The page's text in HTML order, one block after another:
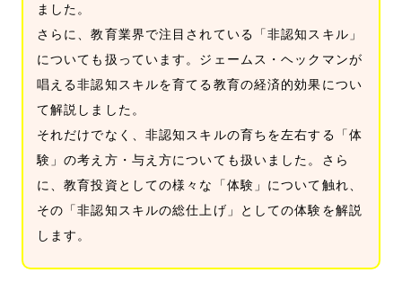
ました。
さらに、教育業界で注目されている「非認知スキル」
についても扱っています。ジェームス・ヘックマンが
唱える非認知スキルを育てる教育の経済的効果につい
て解説しました。
それだけでなく、非認知スキルの育ちを左右する「体
験」の考え方・与え方についても扱いました。さら
に、教育投資としての様々な「体験」について触れ、
その「非認知スキルの総仕上げ」としての体験を解説
します。